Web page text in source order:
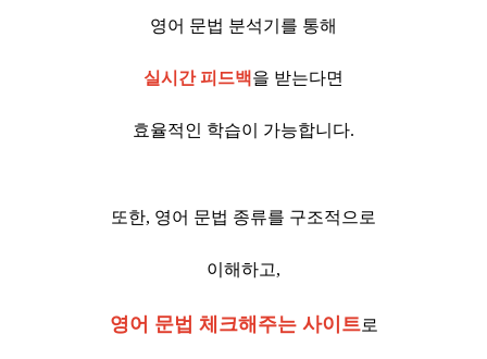
영어 문법 분석기를 통해
실시간 피드백을 받는다면
효율적인 학습이 가능합니다.
또한, 영어 문법 종류를 구조적으로
이해하고,
영어 문법 체크해주는 사이트로